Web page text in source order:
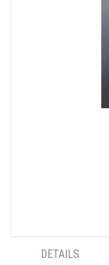
DETAILS